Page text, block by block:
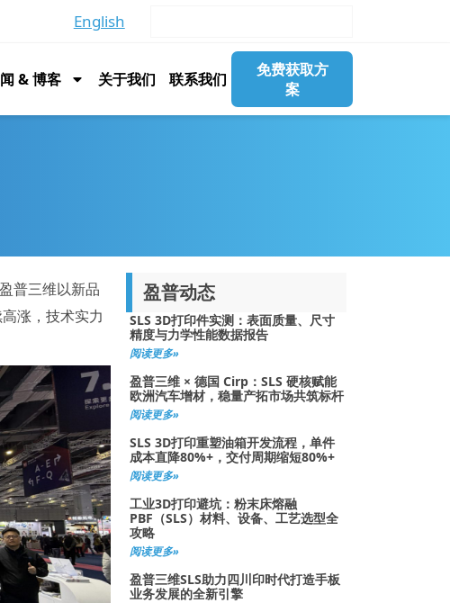
English
& 博客 关于我们 联系我们
免费获取方
案
普三维以新品
涨，技术实力
盈普动态
SLS 3D打印件实测：表面质量、尺寸
精度与力学性能数据报告
阅读更多»
盈普三维 × 德国 Cirp：SLS 硬核赋能
欧洲汽车增材，稳量产拓市场共筑标杆
阅读更多»
SLS 3D打印重塑油箱开发流程，单件
成本直降80%+，交付周期缩短80%+
阅读更多»
工业3D打印避坑：粉末床熔融
PBF（SLS）材料、设备、工艺选型全
攻略
阅读更多»
盈普三维SLS助力四川印时代打造手板
业务发展的全新引擎